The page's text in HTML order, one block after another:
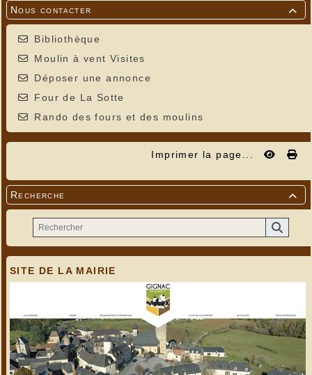

Nous contacter
Bibliothèque
Moulin à vent Visites
Déposer une annonce
Four de La Sotte
Rando des fours et des moulins
Imprimer la page...

Recherche
SITE DE LA MAIRIE